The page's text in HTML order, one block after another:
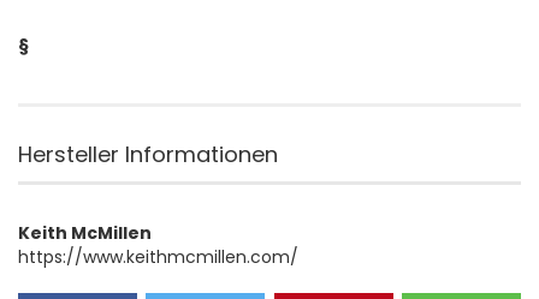
§
Hersteller Informationen
Keith McMillen
https://www.keithmcmillen.com/